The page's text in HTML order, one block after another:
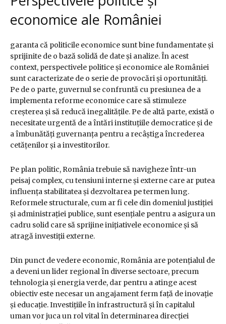
economice ale României
garanta că politicile economice sunt bine fundamentate și
sprijinite de o bază solidă de date și analize. În acest
context, perspectivele politice și economice ale României
sunt caracterizate de o serie de provocări și oportunități.
Pe de o parte, guvernul se confruntă cu presiunea de a
implementa reforme economice care să stimuleze
creșterea și să reducă inegalitățile. Pe de altă parte, există o
necesitate urgentă de a întări instituțiile democratice și de
a îmbunătăți guvernanța pentru a recâștiga încrederea
cetățenilor și a investitorilor.
Pe plan politic, România trebuie să navigheze într-un
peisaj complex, cu tensiuni interne și externe care ar putea
influența stabilitatea și dezvoltarea pe termen lung.
Reformele structurale, cum ar fi cele din domeniul justiției
și administrației publice, sunt esențiale pentru a asigura un
cadru solid care să sprijine inițiativele economice și să
atragă investiții externe.
Din punct de vedere economic, România are potențialul de
a deveni un lider regional în diverse sectoare, precum
tehnologia și energia verde, dar pentru a atinge acest
obiectiv este necesar un angajament ferm față de inovație
și educație. Investițiile în infrastructură și în capitalul
uman vor juca un rol vital în determinarea direcției